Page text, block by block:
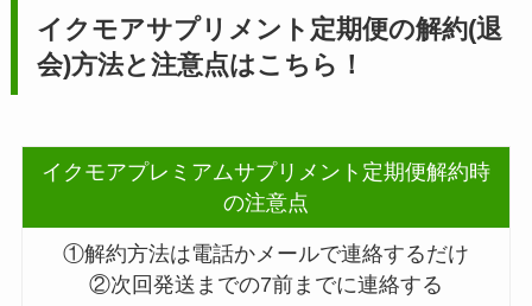
イクモアサプリメント定期便の解約(退
会)方法と注意点はこちら！
イクモアプレミアムサプリメント定期便解約時
の注意点
①解約方法は電話かメールで連絡するだけ
②次回発送までの7前までに連絡する